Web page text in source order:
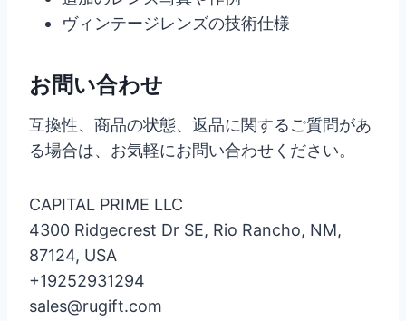
ヴィンテージレンズの技術仕様
お問い合わせ
互換性、商品の状態、返品に関するご質問があ
る場合は、お気軽にお問い合わせください。
CAPITAL PRIME LLC
4300 Ridgecrest Dr SE, Rio Rancho, NM,
87124, USA
+19252931294
sales@rugift.com